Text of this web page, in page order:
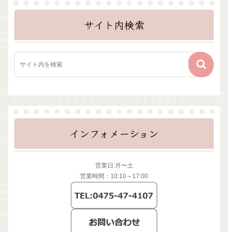
サイト内検索
インフォメーション
営業日:月〜土
営業時間：10:10～17:00